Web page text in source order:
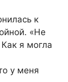
к
«Не
я могла
у меня